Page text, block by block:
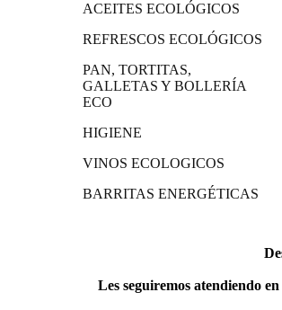
ACEITES ECOLÓGICOS
REFRESCOS ECOLÓGICOS
PAN, TORTITAS,
GALLETAS Y BOLLERÍA
ECO
HIGIENE
VINOS ECOLOGICOS
BARRITAS ENERGÉTICAS
Les seguiremos atendiendo